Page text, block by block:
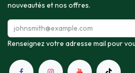
nouveautés et nos offres.
Renseignez votre adresse mail pour